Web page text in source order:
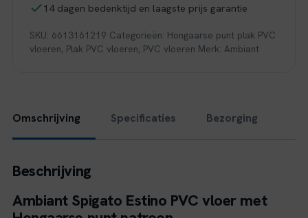
dryback
aantal
14 dagen bedenktijd en laagste prijs garantie
SKU: 6613161219 Categorieën: Hongaarse punt plak PVC
vloeren, Plak PVC vloeren, PVC vloeren Merk: Ambiant
Omschrijving Specificaties Bezorging
Beschrijving
Ambiant Spigato Estino PVC vloer met